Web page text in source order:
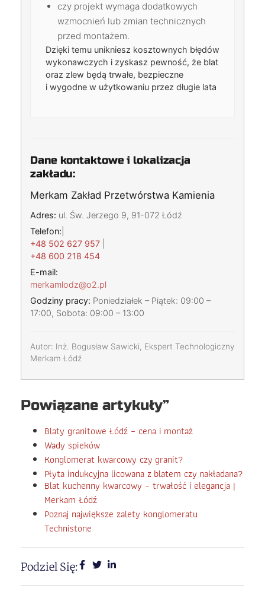
czy projekt wymaga dodatkowych
wzmocnień lub zmian technicznych
przed montażem.
Dzięki temu unikniesz kosztownych błędów
wykonawczych i zyskasz pewność, że blat
oraz zlew będą trwałe, bezpieczne
i wygodne w użytkowaniu przez długie lata
Dane kontaktowe i lokalizacja
zakładu:
Merkam Zakład Przetwórstwa Kamienia
Adres: ul. Św. Jerzego 9, 91-072 Łódź
Telefon:
+48 502 627 957
+48 600 218 454
E-mail:
merkamlodz@o2.pl
Godziny pracy: Poniedziałek – Piątek: 09:00 –
17:00, Sobota: 09:00 – 13:00
Autor: Inż. Bogusław Sawicki, Ekspert Technologiczny
Merkam Łódź
Powiązane artykuły”
Blaty granitowe Łódź – cena i montaż
Wady spieków
Konglomerat kwarcowy czy granit?
Płyta indukcyjna licowana z blatem czy nakładana?
Blat kuchenny kwarcowy – trwałość i elegancja |
Merkam Łódź
Poznaj największe zalety konglomeratu
Technistone
Podziel Się: